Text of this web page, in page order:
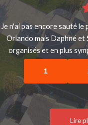
Je n'ai pas encore sauté
Orlando mais Daphné et
organisés et en plus
1
Lire